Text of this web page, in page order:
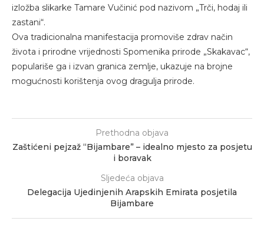
izložba slikarke Tamare Vučinić pod nazivom „Trči, hodaj ili
zastani“.
Ova tradicionalna manifestacija promoviše zdrav način
života i prirodne vrijednosti Spomenika prirode „Skakavac“,
populariše ga i izvan granica zemlje, ukazuje na brojne
mogućnosti korištenja ovog dragulja prirode.
Prethodna objava
Zaštićeni pejzaž “Bijambare” – idealno mjesto za posjetu
i boravak
Sljedeća objava
Delegacija Ujedinjenih Arapskih Emirata posjetila
Bijambare